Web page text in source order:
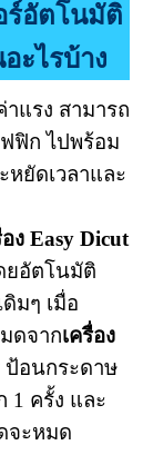
ร์อัตโนมัติ
ะไรบ้าง
แรง สามารถ
ฟิก ไปพร้อม
หยัดเวลาและ
อง Easy Dicut
ยอัตโนมัติ
มๆ เมื่อ
ดจากเครื่อง
ป้อนกระดาษ
1 ครั้ง และ
จะหมด